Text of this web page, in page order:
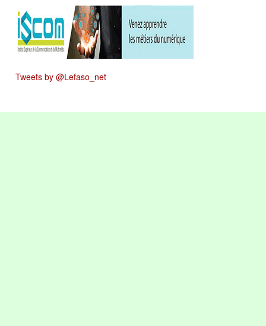
Tweets by @Lefaso_net